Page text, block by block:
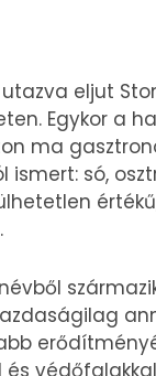
eljut
Egykor a
ma
só,
névből
és